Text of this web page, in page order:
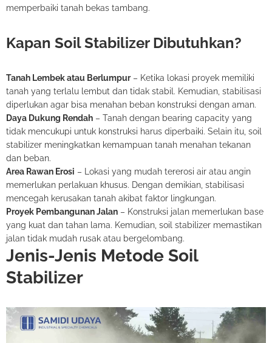
memperbaiki tanah bekas tambang.
Kapan Soil Stabilizer Dibutuhkan?
Tanah Lembek atau Berlumpur– Ketika lokasi proyek memiliki
tanah yang terlalu lembut dan tidak stabil. Kemudian, stabilisasi
diperlukan agar bisa menahan beban konstruksi dengan aman.
Daya Dukung Rendah – Tanah dengan bearing capacity yang
tidak mencukupi untuk konstruksi harus diperbaiki. Selain itu, soil
stabilizer meningkatkan kemampuan tanah menahan tekanan
dan beban.
Area Rawan Erosi – Lokasi yang mudah tererosi air atau angin
memerlukan perlakuan khusus. Dengan demikian, stabilisasi
mencegah kerusakan tanah akibat faktor lingkungan.
Proyek Pembangunan Jalan – Konstruksi jalan memerlukan base
yang kuat dan tahan lama. Kemudian, soil stabilizer memastikan
jalan tidak mudah rusak atau bergelombang.
Jenis-Jenis Metode Soil
Stabilizer